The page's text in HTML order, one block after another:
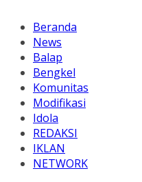
Beranda
News
Balap
Bengkel
Komunitas
Modifikasi
Idola
REDAKSI
IKLAN
NETWORK